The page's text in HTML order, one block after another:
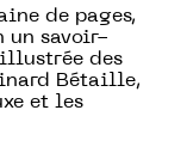
de pages,
un savoir-
des
Bétaille,
et les